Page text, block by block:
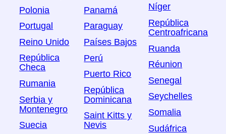
Polonia
Portugal
Reino Unido
República
Checa
Rumania
Serbia y
Montenegro
Suecia
Panamá
Paraguay
Países Bajos
Perú
Puerto Rico
República
Dominicana
Saint Kitts y
Nevis
Níger
República
Centroafricana
Ruanda
Réunion
Senegal
Seychelles
Somalia
Sudáfrica